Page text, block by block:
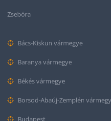
Zsebóra
Bács-Kiskun vármegye
Baranya vármegye
Békés vármegye
Borsod-Abaúj-Zemplén
Budapest